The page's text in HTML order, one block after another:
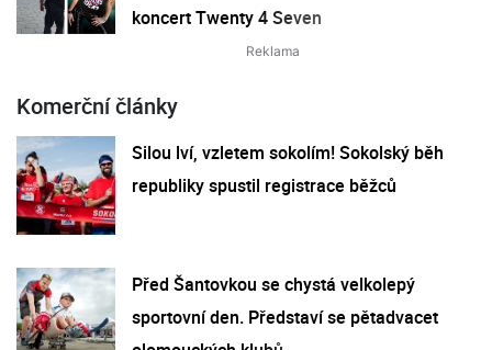
koncert Twenty 4 Seven
Komerční články
Silou lví, vzletem sokolím! Sokolský běh
republiky spustil registrace běžců
Před Šantovkou se chystá velkolepý
sportovní den. Představí se pětadvacet